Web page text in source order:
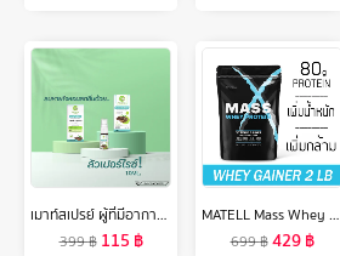
เมาท์สเปรย์ ผู้ที่มีอาการไอหนัก เสียงแห้ง เจ็บคอ หลอดลมอักเสบ ระงับกลิ่นปาก สำหรับช่องปากและลำคอ สูตรชุ่มคอ รีเฟรชชิ่ง 10 ML
399฿ 115 ฿
MATELL Mass Whey Protein Gainer 2 lb แมส เวย์ โปรตีน 2ปอนด์ หรือ 908กรัม Non Soy ซอย
699฿429฿